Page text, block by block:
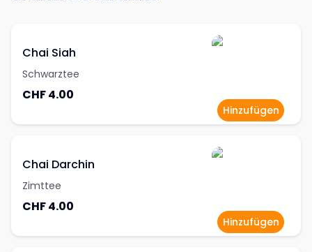
Chai Siah
Schwarztee
CHF 4.00
Hinzufügen
Chai Darchin
Zimttee
CHF 4.00
Hinzufügen